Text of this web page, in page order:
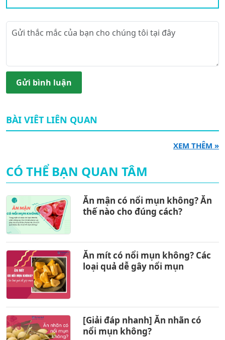
Gửi bình luận
BÀI VIÊT LIÊN QUAN
XEM THÊM »
CÓ THỂ BẠN QUAN TÂM
Ăn mận có nổi mụn không? Ăn
thế nào cho đúng cách?
Ăn mít có nổi mụn không? Các
loại quả dễ gây nổi mụn
[Giải đáp nhanh] Ăn nhãn có
nổi mụn không?